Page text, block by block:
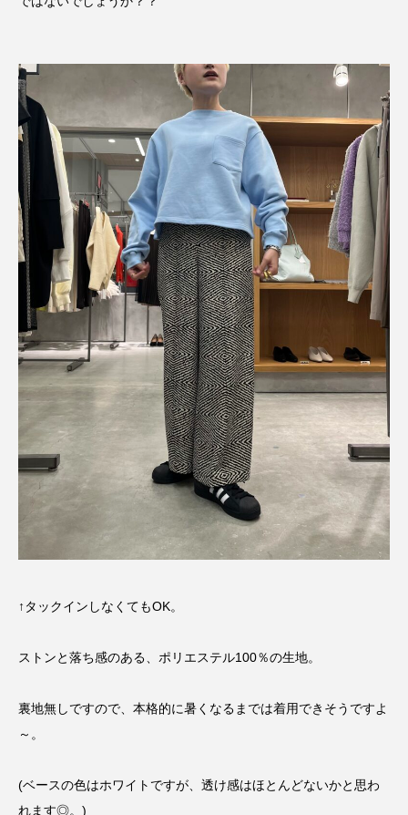
↑タックインしなくてもOK。
ストンと落ち感のある、ポリエステル100％の生地。
裏地無しですので、本格的に暑くなるまでは着用できそうですよ
～。
(ベースの色はホワイトですが、透け感はほとんどないかと思わ
れます◎。)